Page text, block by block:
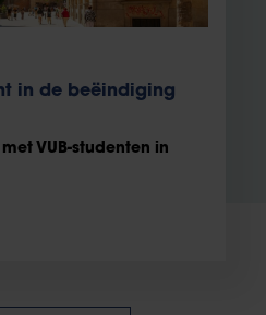
in de beëindiging
VUB-studenten in